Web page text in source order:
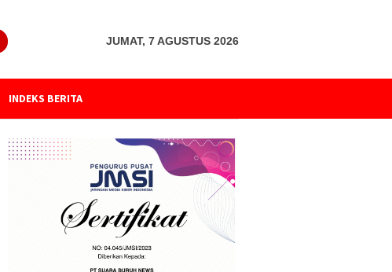
JUMAT, 7 AGUSTUS 2026
INDEKS BERITA